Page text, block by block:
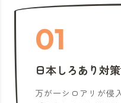
01
日本しろあり対
万が一シロアリが侵